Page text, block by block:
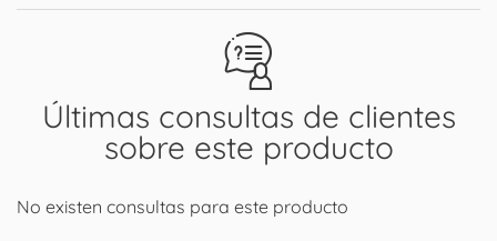
Últimas consultas de clientes
sobre este producto
No existen consultas para este producto